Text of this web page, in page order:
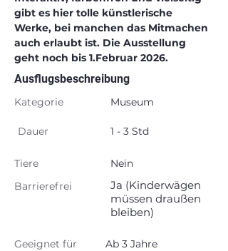
gibt es hier tolle künstlerische
Werke, bei manchen das Mitmachen
auch erlaubt ist. Die Ausstellung
geht noch bis 1.Februar 2026.
Ausflugsbeschreibung
Kategorie Museum
Dauer 1 - 3 Std
Tiere
Nein
Barrierefrei
Ja (Kinderwägen
müssen draußen
bleiben)
Geeignet für Ab 3 Jahre